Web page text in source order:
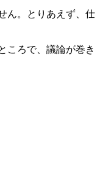
ん。とりあえず、仕
ころで、議論が巻き